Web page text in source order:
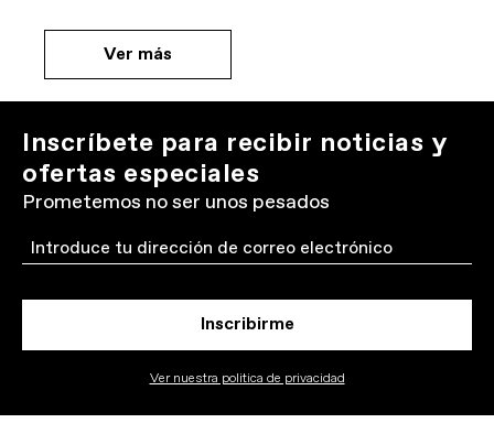
Ver más
Inscríbete para recibir noticias y
ofertas especiales
Prometemos no ser unos pesados
Email
Inscribirme
Ver nuestra politica de privacidad